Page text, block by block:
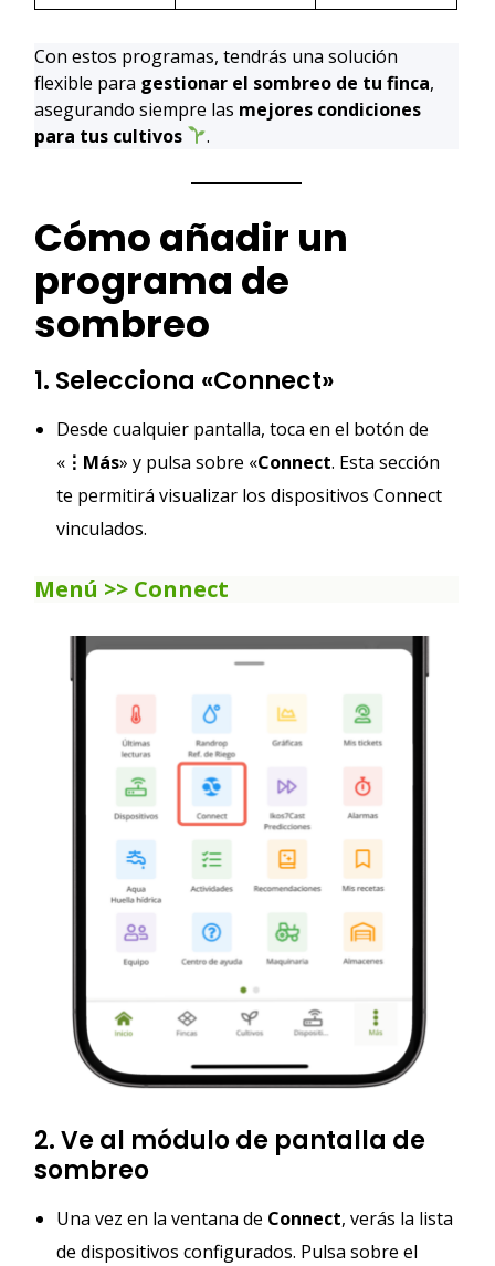
Con estos programas, tendrás una solución
flexible para gestionar el sombreo de tu finca,
asegurando siempre las mejores condiciones
para tus cultivos
.
Cómo añadir un
programa de
sombreo
1. Selecciona «Connect»
Desde cualquier pantalla, toca en el botón de
« ⋮Más» y pulsa sobre «Connect. Esta sección
te permitirá visualizar los dispositivos Connect
vinculados.
Menú >> Connect
2. Ve al módulo de pantalla de
sombreo
Una vez en la ventana de Connect, verás la lista
de dispositivos configurados. Pulsa sobre el